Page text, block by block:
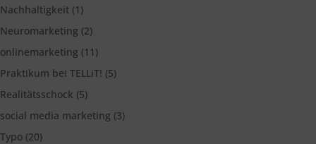
Nachhaltigkeit (1)
Neuromarketing (2)
onlinemarketing (11)
Praktikum bei TELLiT! (5)
Realitätsschock (5)
social media marketing (3)
Typo (20)